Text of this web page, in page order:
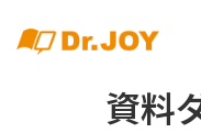
資料